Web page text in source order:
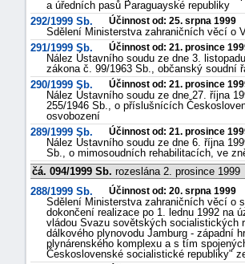
a úředních pasů Paraguayské republiky
292/1999 Sb.
Účinnost od: 25. srpna 1999
Sdělení Ministerstva zahraničních věcí o
291/1999 Sb.
Účinnost od: 21. prosince
Nález Ústavního soudu ze dne 3.
zákona č. 99/1963 Sb., občanský soudní
290/1999 Sb.
Účinnost od: 21. prosince
Nález Ústavního soudu ze dne 27. října
255/1946 Sb., o příslušnících
osvobození
289/1999 Sb.
Účinnost od: 21. prosince
Nález Ústavního soudu ze dne 6. října
Sb., o mimosoudních rehabilitacích, ve
čá. 094/1999 Sb. rozeslána 2. prosince 1999
288/1999 Sb.
Účinnost od: 20. srpna 1999
Sdělení Ministerstva zahraničních věcí o
dokončení realizace po 1. lednu 1992 na
vládou Svazu sovětských socialistických
dálkového plynovodu Jamburg - západní
plynárenského komplexu a s tím
Československé socialistické republiky"